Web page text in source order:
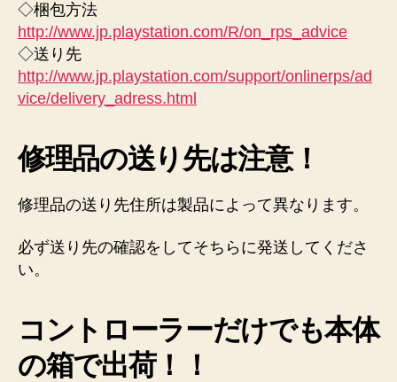
◇梱包方法
http://www.jp.playstation.com/R/on_rps_advice
◇送り先
http://www.jp.playstation.com/support/onlinerps/ad
vice/delivery_adress.html
修理品の送り先は注意！
修理品の送り先住所は製品によって異なります。
必ず送り先の確認をしてそちらに発送してくださ
い。
コントローラーだけでも本体
の箱で出荷！！